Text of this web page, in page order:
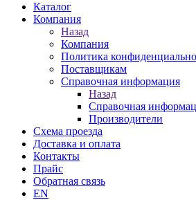
Каталог
Компания
Назад
Компания
Политика
Поставщикам
Справочная информация
Назад
Справочная
Производители
Схема проезда
Доставка и оплата
Контакты
Прайс
Обратная связь
EN